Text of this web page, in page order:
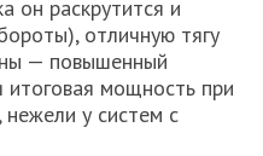
он раскрутится и
отличную тягу
— повышенный
мощность при
у систем с